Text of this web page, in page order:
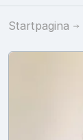
Startpagina